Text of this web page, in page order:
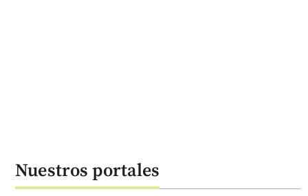
Nuestros portales